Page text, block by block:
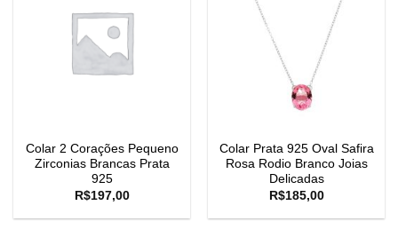
Colar 2 Corações Pequeno
Zirconias Brancas Prata
925
R$197,00
Colar Prata 925 Oval Safira
Rosa Rodio Branco Joias
Delicadas
R$185,00